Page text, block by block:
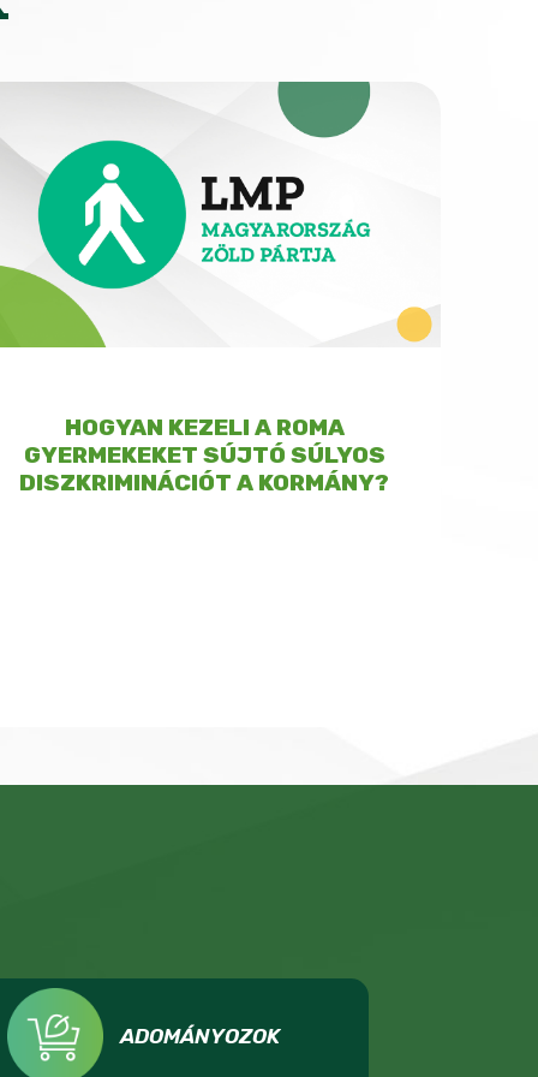
HOGYAN KEZELI A ROMA
GYERMEKEKET SÚJTÓ SÚLYOS
DISZKRIMINÁCIÓT A KORMÁNY?
ADOMÁNYOZOK